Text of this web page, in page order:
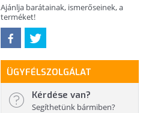
Ajánlja barátainak, ismerőseinek, a
terméket!
ÜGYFÉLSZOLGÁLAT
Kérdése van?
Segíthetünk bármiben?